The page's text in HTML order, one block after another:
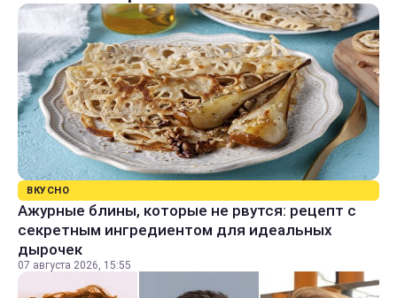
ВКУСНО
Ажурные блины, которые не рвутся: рецепт с
секретным ингредиентом для идеальных
дырочек
07 августа 2026, 15:55